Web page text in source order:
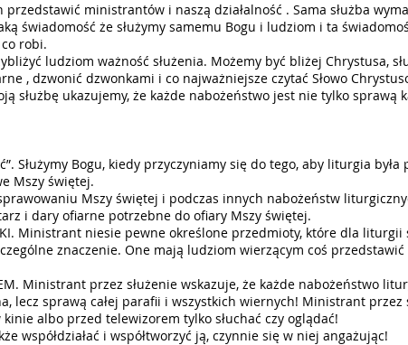
przedstawić ministrantów i naszą działalność . Sama służba
świadomość że służymy samemu Bogu i ludziom i ta
robi.
ludziom ważność służenia. Możemy być bliżej Chrystusa,
, dzwonić dzwonkami i co najważniejsze czytać Słowo
służbę ukazujemy, że każde nabożeństwo jest nie tylko sprawą
Służymy Bogu, kiedy przyczyniamy się do tego, aby liturgia była
Mszy świętej.
Mszy świętej i podczas innych nabożeństw
i dary ofiarne potrzebne do ofiary Mszy świętej.
Ministrant niesie pewne określone przedmioty, które dla liturgii
znaczenie. One mają ludziom wierzącym coś przedstawić
Ministrant przez służenie wskazuje, że każde nabożeństwo
lecz sprawą całej parafii i wszystkich wiernych! Ministrant przez
albo przed telewizorem tylko słuchać czy oglądać!
współdziałać i współtworzyć ją, czynnie się w niej angażując!